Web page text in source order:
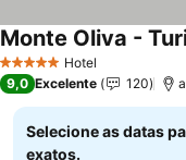
5 Estrelas Hotel
Monte Oliva -
9,0 Excelente 120
Selecione as datas
exatos.